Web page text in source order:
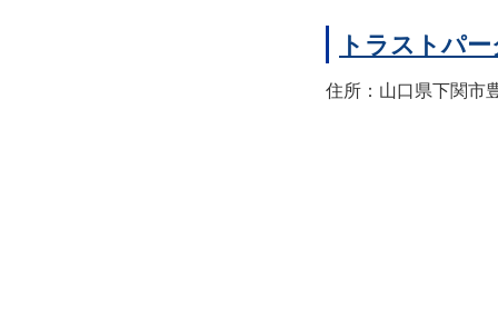
トラストパ
住所：山口県下関市